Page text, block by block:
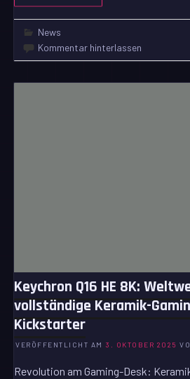
News
Kommentar hinterlassen
Keychron Q16 HE 8K:
vollständige Keramik-
Kickstarter
VERÖFFENTLICHT AM 3. OKTOBER 2025
Revolution am Gaming-Desk: